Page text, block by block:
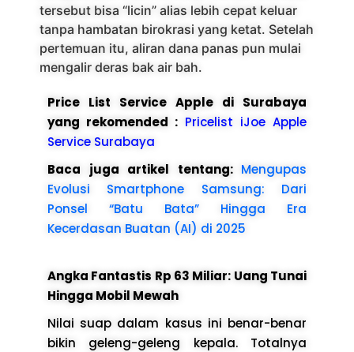
tersebut bisa “licin” alias lebih cepat keluar
tanpa hambatan birokrasi yang ketat. Setelah
pertemuan itu, aliran dana panas pun mulai
mengalir deras bak air bah.
Price List Service Apple di Surabaya
yang rekomended : Pricelist iJoe Apple
Service Surabaya
Baca juga artikel tentang: Mengupas
Evolusi Smartphone Samsung: Dari
Ponsel “Batu Bata” Hingga Era
Kecerdasan Buatan (AI) di 2025
Angka Fantastis Rp 63 Miliar: Uang Tunai
Hingga Mobil Mewah
Nilai suap dalam kasus ini benar-benar
bikin geleng-geleng kepala. Totalnya